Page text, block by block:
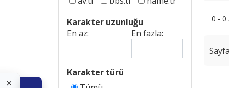
Karakter uzunluğu
En az:
En fazla:
Karakter türü
0 - 0
×